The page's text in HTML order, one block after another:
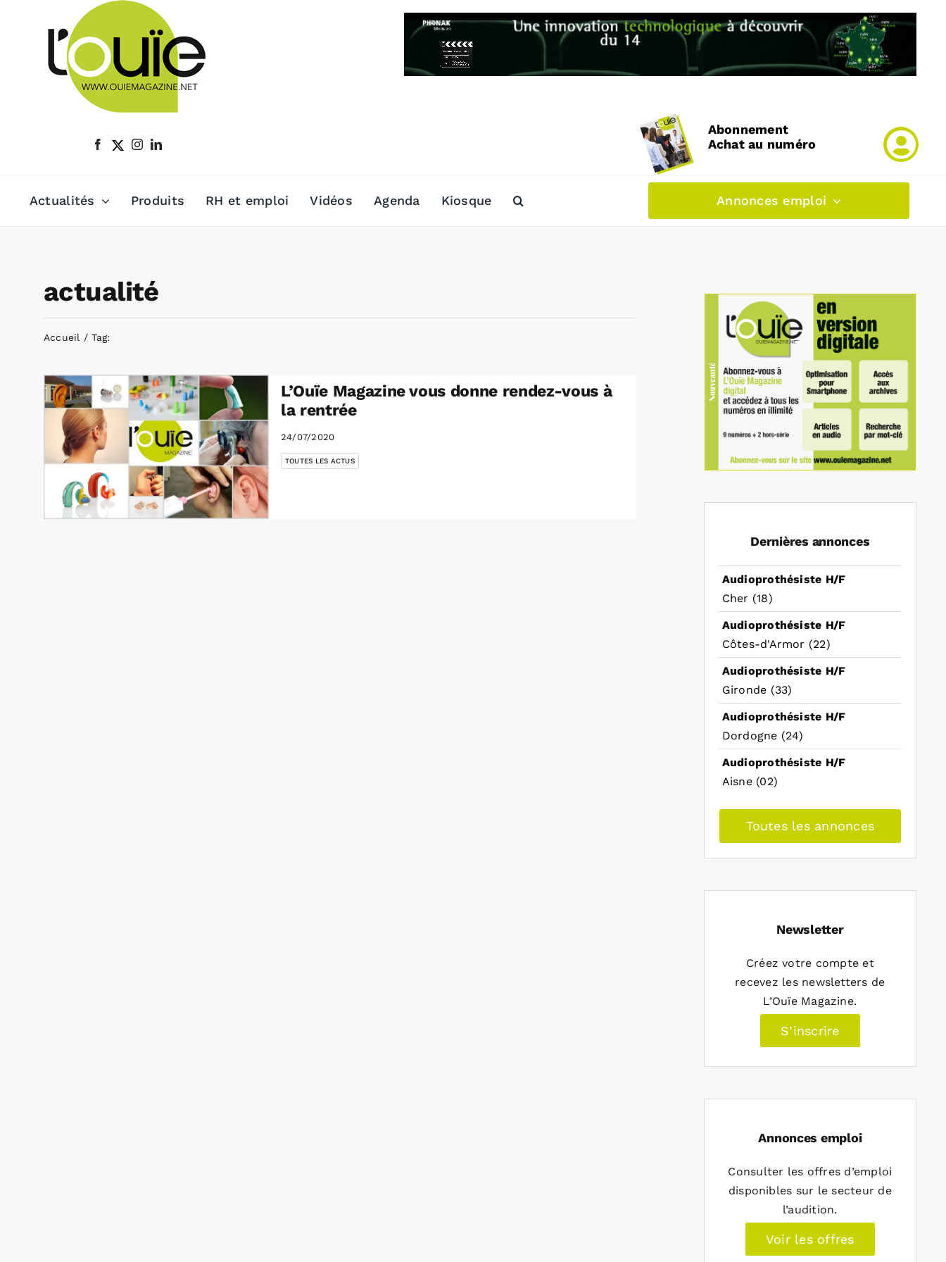
Abonnement
Achat au numéro
Actualités Produits RH et emploi Vidéos Agenda Kiosque Annonces emploi
actualité
Accueil Tag:
L’Ouïe Magazine vous donne rendez-vous à
la rentrée
24/07/2020
TOUTES LES ACTUS
Dernières annonces
Audioprothésiste H/F
Cher (18)
Audioprothésiste H/F
Côtes-d'Armor (22)
Audioprothésiste H/F
Gironde (33)
Audioprothésiste H/F
Dordogne (24)
Audioprothésiste H/F
Aisne (02)
Toutes les annonces
Newsletter
Créez votre compte et
recevez les newsletters de
L’Ouïe Magazine.
S’inscrire
Annonces emploi
Consulter les offres d’emploi
disponibles sur le secteur de
l’audition.
Voir les offres